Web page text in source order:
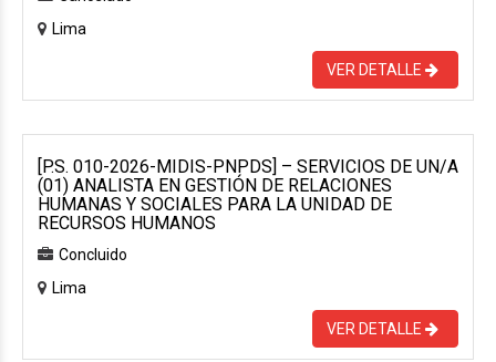
Lima
VER DETALLE
[P.S. 010-2026-MIDIS-PNPDS] – SERVICIOS DE UN/A
(01) ANALISTA EN GESTIÓN DE RELACIONES
HUMANAS Y SOCIALES PARA LA UNIDAD DE
RECURSOS HUMANOS
Concluido
Lima
VER DETALLE